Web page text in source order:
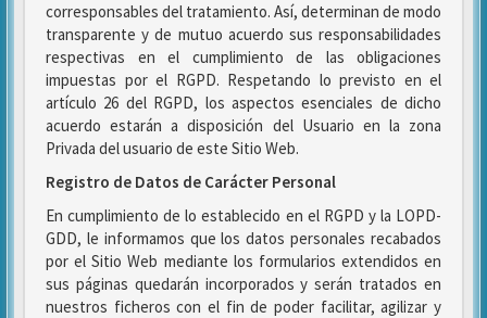
corresponsables del tratamiento. Así, determinan de modo
transparente y de mutuo acuerdo sus responsabilidades
respectivas en el cumplimiento de las obligaciones
impuestas por el RGPD. Respetando lo previsto en el
artículo 26 del RGPD, los aspectos esenciales de dicho
acuerdo estarán a disposición del Usuario en la zona
Privada del usuario de este Sitio Web.
Registro de Datos de Carácter Personal
En cumplimiento de lo establecido en el RGPD y la LOPD-
GDD, le informamos que los datos personales recabados
por el Sitio Web mediante los formularios extendidos en
sus páginas quedarán incorporados y serán tratados en
nuestros ficheros con el fin de poder facilitar, agilizar y